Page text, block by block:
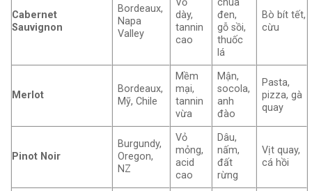
Cabernet
Sauvignon
Bordeaux,
Napa
Valley
dày,
tannin
cao
đen,
gỗ sồi,
thuốc
lá
Bò bít tết,
cừu
Merlot
Bordeaux,
Mỹ, Chile
Mềm
mại,
tannin
vừa
Mận,
socola,
anh
đào
Pasta,
pizza, gà
quay
Pinot Noir
Burgundy,
Oregon,
NZ
Vỏ
mỏng,
acid
cao
Dâu,
nấm,
đất
rừng
Vịt quay,
cá hồi